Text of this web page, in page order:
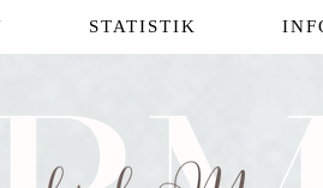
STATISTIK